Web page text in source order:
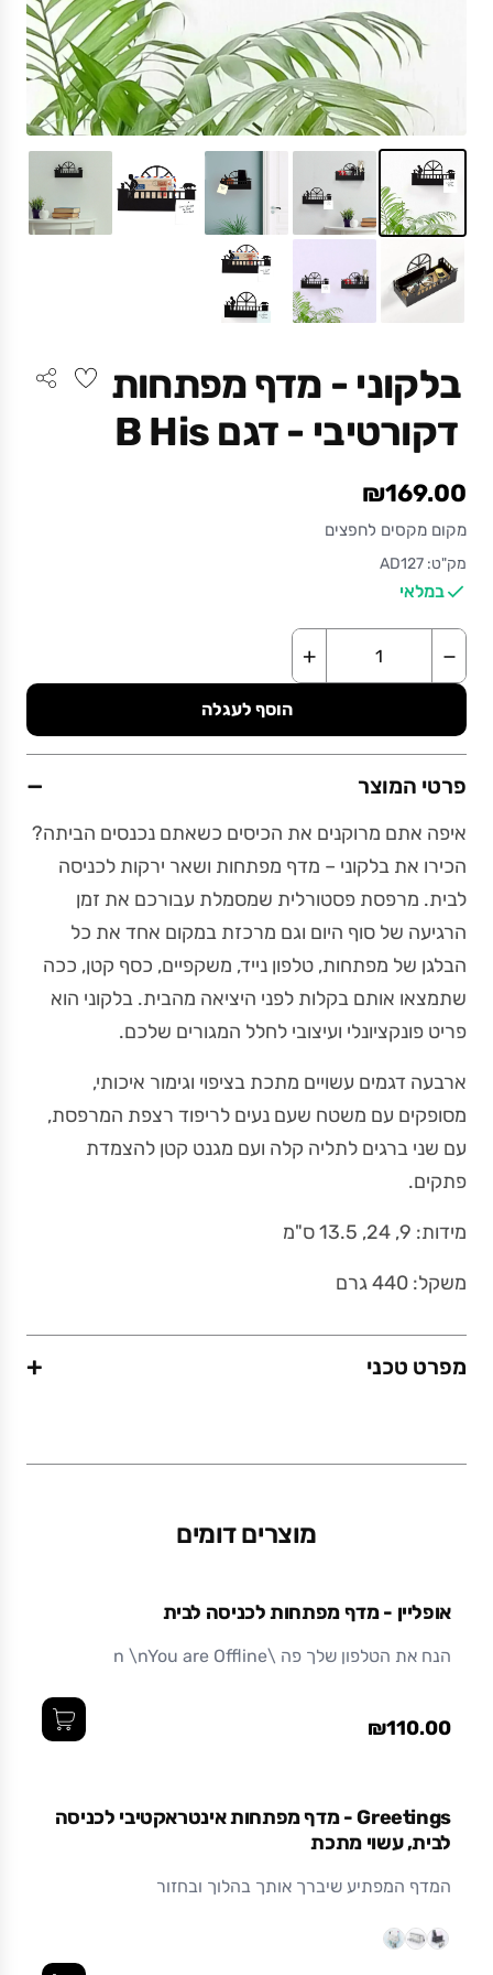
בלקוני - מדף מפתחות
דקורטיבי - דגם B His
₪169.00
מקום מקסים לחפצים
מק"ט: AD127
במלאי
−
+
הוסף לעגלה
פרטי המוצר −
איפה אתם מרוקנים את הכיסים כשאתם נכנסים הביתה?
הכירו את בלקוני – מדף מפתחות ושאר ירקות לכניסה
לבית. מרפסת פסטורלית שמסמלת עבורכם את זמן
הרגיעה של סוף היום וגם מרכזת במקום אחד את כל
הבלגן של מפתחות, טלפון נייד, משקפיים, כסף קטן, ככה
שתמצאו אותם בקלות לפני היציאה מהבית. בלקוני הוא
פריט פונקציונלי ועיצובי לחלל המגורים שלכם.
ארבעה דגמים עשויים מתכת בציפוי וגימור איכותי,
מסופקים עם משטח שעם נעים לריפוד רצפת המרפסת,
עם שני ברגים לתליה קלה ועם מגנט קטן להצמדת
פתקים.
מידות: 9, 24, 13.5 ס"מ
משקל: 440 גרם
מפרט טכני +
משקל (גרם)
מוצרים דומים
אופליין - מדף מפתחות לכניסה לבית
הנח את הטלפון שלך פה \n \nYou are Offline
₪110.00
Greetings - מדף מפתחות אינטראקטיבי לכניסה
לבית, עשוי מתכת
המדף המפתיע שיברך אותך בהלוך ובחזור